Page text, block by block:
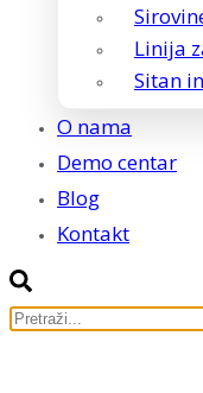
Linija
Sitan
O nama
Demo centar
Blog
Kontakt